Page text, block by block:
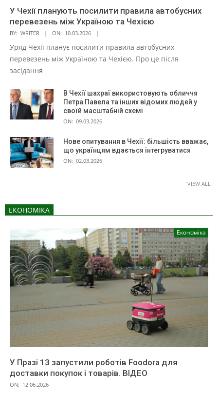
У Чехії планують посилити правила автобусних
перевезень між Україною та Чехією
BY: WRITER ON: 10.03.2026
Уряд Чехії планує посилити правила автобусних
перевезень між Україною та Чехією. Про це після
засідання
В Чехії шахраї використовують обличчя
Петра Павела та інших відомих людей у
своїй масштабній схемі
ON: 09.03.2026
Нове опитування в Чехії: більшість вважає,
що українцям вдається інтегруватися
ON: 02.03.2026
VIEW ALL
ЕКОНОМІКА
Економіка
У Празі 13 запустили роботів Foodora для
доставки покупок і товарів. ВІДЕО
ON: 12.06.2026